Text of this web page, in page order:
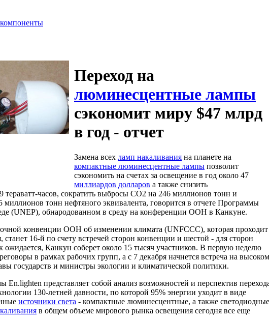
Переход на
люминесцентные лампы
сэкономит миру $47 млрд
в год - отчет
Замена всех ламп накаливания на планете на
компактные люминесцентные лампы позволит
сэкономить на счетах за освещение в год около 47
миллиардов долларов а также снизить
тераватт-часов, сократить выбросы CO2 на 246 миллионов тонн и
миллионов тонн нефтяного эквивалента, говорится в отчете Программы
(UNEP), обнародованном в среду на конференции ООН в Канкуне.
конвенции ООН об изменении климата (UNFCCC), которая проходит
станет 16-й по счету встречей сторон конвенции и шестой - для сторон
ожидается, Канкун соберет около 15 тысяч участников. В первую неделю
в рамках рабочих групп, а с 7 декабря начнется встреча на высоком
государств и министры экологии и климатической политики.
En.lighten представляет собой анализ возможностей и перспектив
130-летней давности, по которой 95% энергии уходит в виде
источники света - компактные люминесцентные, а также светодиодные
в общем объеме мирового рынка освещения сегодня все еще